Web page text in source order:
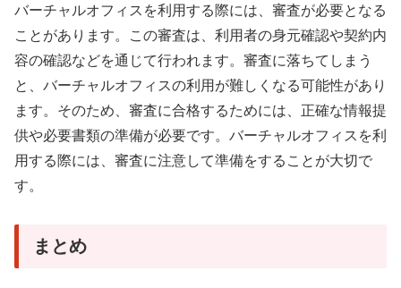
バーチャルオフィスを利用する際には、審査が必要となる
ことがあります。この審査は、利用者の身元確認や契約内
容の確認などを通じて行われます。審査に落ちてしまう
と、バーチャルオフィスの利用が難しくなる可能性があり
ます。そのため、審査に合格するためには、正確な情報提
供や必要書類の準備が必要です。バーチャルオフィスを利
用する際には、審査に注意して準備をすることが大切で
す。
まとめ